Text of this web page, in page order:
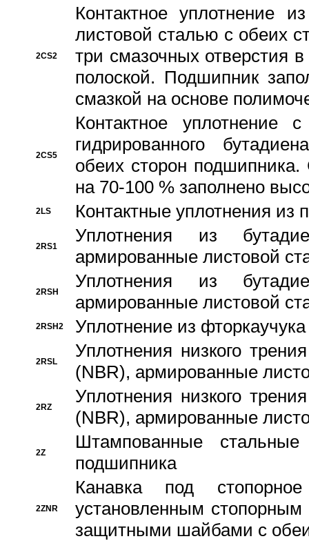
2CS2
Контактное уплотнение
листовой сталью с обеих
три смазочных отверстия
полоской. Подшипник
смазкой на основе
2CS5
Контактное уплотнение
гидрированного
обеих сторон
на 70-100 % заполнено
2LS Контактные уплотнения из
2RS1
Уплотнения из
армированные листовой
2RSH
Уплотнения из
армированные листовой
2RSH2 Уплотнение из
2RSL
Уплотнения низкого
(NBR), армированные
2RZ
Уплотнения низкого
(NBR), армированные
2Z
Штампованные
подшипника
2ZNR
Канавка под
установленным
защитными шайбами с